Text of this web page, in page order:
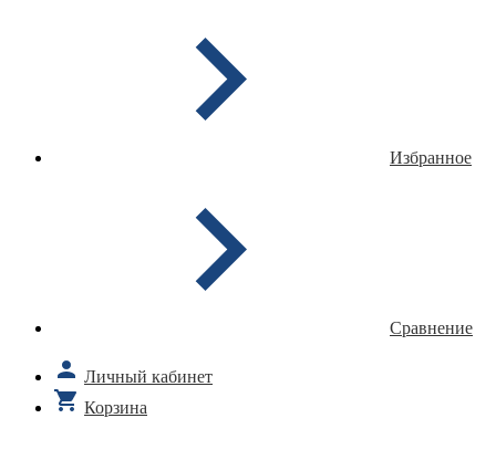
Избранное
Сравнение
Личный кабинет
Корзина